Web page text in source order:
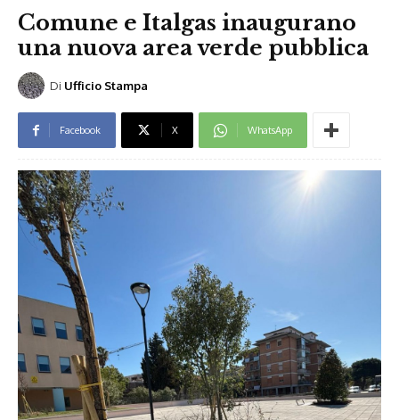
Comune e Italgas inaugurano
una nuova area verde pubblica
Di Ufficio Stampa
Facebook X WhatsApp